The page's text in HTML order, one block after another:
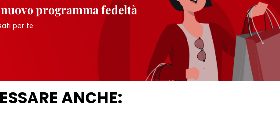
programma fedeltà
per te
ANCHE: